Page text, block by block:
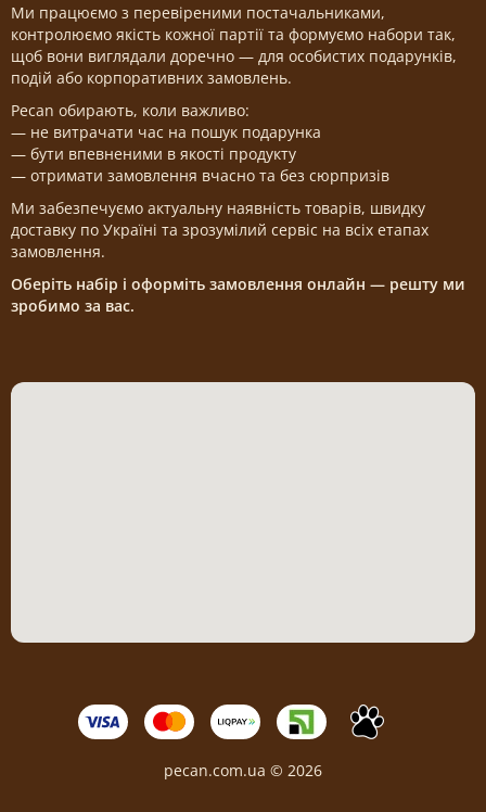
Ми працюємо з перевіреними постачальниками,
контролюємо якість кожної партії та формуємо набори так,
щоб вони виглядали доречно — для особистих подарунків,
подій або корпоративних замовлень.
Pecan обирають, коли важливо:
— не витрачати час на пошук подарунка
— бути впевненими в якості продукту
— отримати замовлення вчасно та без сюрпризів
Ми забезпечуємо актуальну наявність товарів, швидку
доставку по Україні та зрозумілий сервіс на всіх етапах
замовлення.
Оберіть набір і оформіть замовлення онлайн — решту ми
зробимо за вас.
pecan.com.ua © 2026